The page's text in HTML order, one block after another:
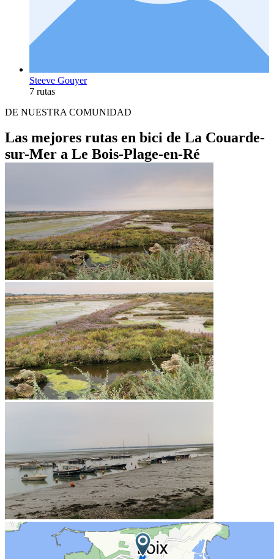
Steeve Gouyer
7 rutas
DE NUESTRA COMUNIDAD
Las mejores rutas en bici de La Couarde-
sur-Mer a Le Bois-Plage-en-Ré